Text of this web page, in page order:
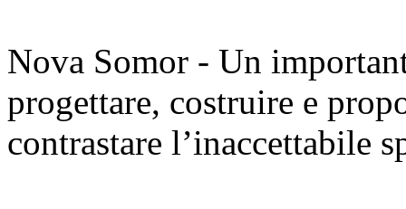
Nova Somor - Un
progettare, costruire e
contrastare l’inaccettabile